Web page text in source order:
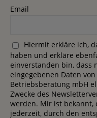
Email
Hiermit erkläre ich,
haben und erkläre
einverstanden bin, dass
eingegebenen Daten
Betriebsberatung mbH
Zwecke des
werden. Mir ist bekannt,
jederzeit, durch den